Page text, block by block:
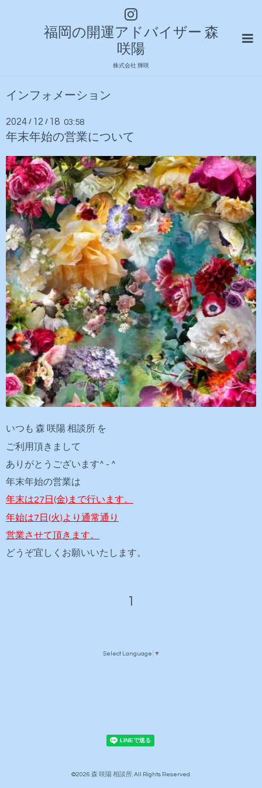
福岡の開運アドバイザー 森
咲陽
株式会社 輝咲
インフォメーション
2024 / 12 / 18 03:58
年末年始の営業について
いつも 森 咲陽 相談所 を
ご利用頂きまして
ありがとうございます^ - ^
年末年始の営業は
年末は27日(金)まで行います。
年始は7日(火)より通常通り
営業させて頂きます。
どうぞ宜しくお願いいたします。
1
Select Language ▼
©2026 森 咲陽 相談所 . All Rights Reserved.